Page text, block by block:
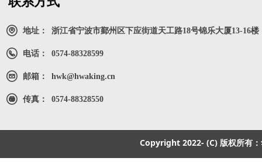
Copyright 2022- (C) 版权所有
地址： 浙江省宁波市鄞州区下应街道天工路18号锦乐大厦13-16楼
电话： 0574-88328599
邮箱： hwk@hwaking.cn
传真： 0574-88328550